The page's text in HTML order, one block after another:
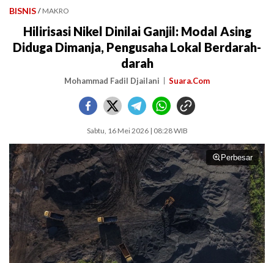
BISNIS / MAKRO
Hilirisasi Nikel Dinilai Ganjil: Modal Asing
Diduga Dimanja, Pengusaha Lokal Berdarah-
darah
Mohammad Fadil Djailani Suara.Com
Sabtu, 16 Mei 2026 | 08:28 WIB
Perbesar